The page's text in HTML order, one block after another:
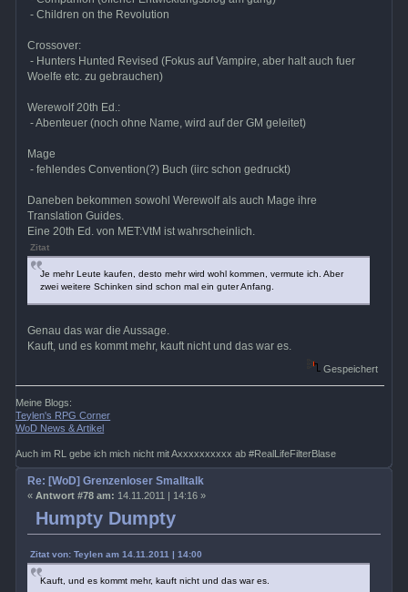
- Children on the Revolution
Crossover:
- Hunters Hunted Revised (Fokus auf Vampire, aber halt auch fuer
Woelfe etc. zu gebrauchen)
Werewolf 20th Ed.:
- Abenteuer (noch ohne Name, wird auf der GM geleitet)
Mage
- fehlendes Convention(?) Buch (iirc schon gedruckt)
Daneben bekommen sowohl Werewolf als auch Mage ihre
Translation Guides.
Eine 20th Ed. von MET:VtM ist wahrscheinlich.
Zitat
Je mehr Leute kaufen, desto mehr wird wohl kommen, vermute ich. Aber
zwei weitere Schinken sind schon mal ein guter Anfang.
Genau das war die Aussage.
Kauft, und es kommt mehr, kauft nicht und das war es.
Gespeichert
Meine Blogs:
Teylen's RPG Corner
WoD News & Artikel
Auch im RL gebe ich mich nicht mit Axxxxxxxxxx ab #RealLifeFilterBlase
Humpty Dumpty
Re: [WoD] Grenzenloser Smalltalk
« Antwort #78 am: 14.11.2011 | 14:16 »
Zitat von: Teylen am 14.11.2011 | 14:00
Kauft, und es kommt mehr, kauft nicht und das war es.